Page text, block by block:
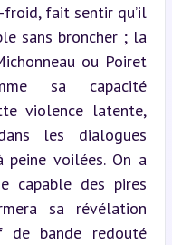
froid, fait sentir qu’il
sans broncher ; la
ou Poiret
sa capacité
violence latente,
les dialogues
peine voilées. On a
capable des pires
sa révélation
de bande redouté